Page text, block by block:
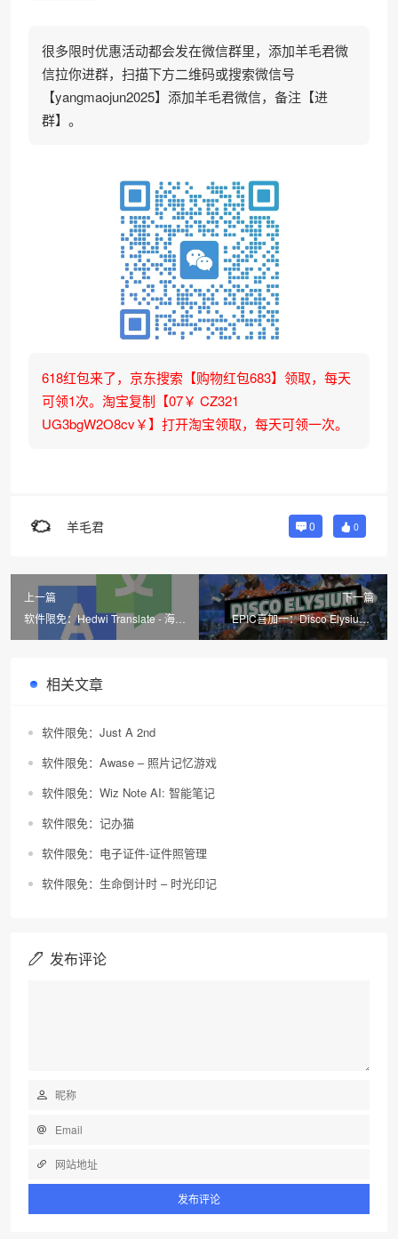
很多限时优惠活动都会发在微信群里，添加羊毛君微
信拉你进群，扫描下方二维码或搜索微信号
【yangmaojun2025】添加羊毛君微信，备注【进
群】。
618红包来了，京东搜索【购物红包683】领取，每天
可领1次。淘宝复制【07￥ CZ321
UG3bgW2O8cv￥】打开淘宝领取，每天可领一次。
羊毛君 0 0
上一篇
软件限免：Hedwi Translate - 海未
下一篇
EPIC喜加一：Disco Elysium -
The Final Cut
相关文章
软件限免：Just A 2nd
软件限免：Awase – 照片记忆游戏
软件限免：Wiz Note AI: 智能笔记
软件限免：记办猫
软件限免：电子证件-证件照管理
软件限免：生命倒计时 – 时光印记
发布评论